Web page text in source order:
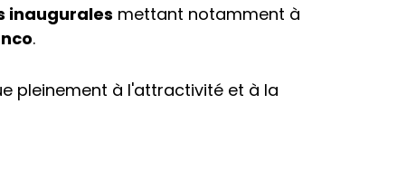
inaugurales mettant notamment à
.
pleinement à l'attractivité et à la